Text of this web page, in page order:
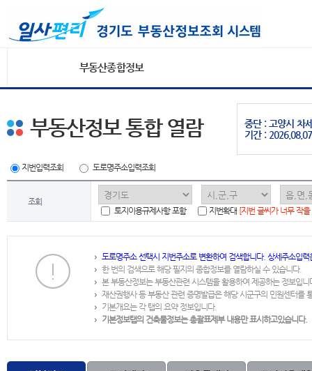
부동산종합정보
중단 : 고양시 차
기간 :
부동산정보 통합 열람
지번입력조회 도로명주소입력조회
조회
토지이용규제사항 포함
지번확대 [지번 글씨가 너무 작
도로명주소 선택시 지번주소로 변환하여 검색합니다. 상세주소입
한 번의 검색으로 해당 필지의 종합정보를 열람하실 수 있습니다.
본 부동산정보는 부동산관련 시스템을 활용하여 제공하는 정보입니
재산권행사 등 부동산 관련 증명발급은 해당 시군구의 민원센터를
기본개요는 각 탭의 요약 정보입니다.
기본정보탭의 건축물정보는 총괄표제부 내용만 표시하고있습니다.